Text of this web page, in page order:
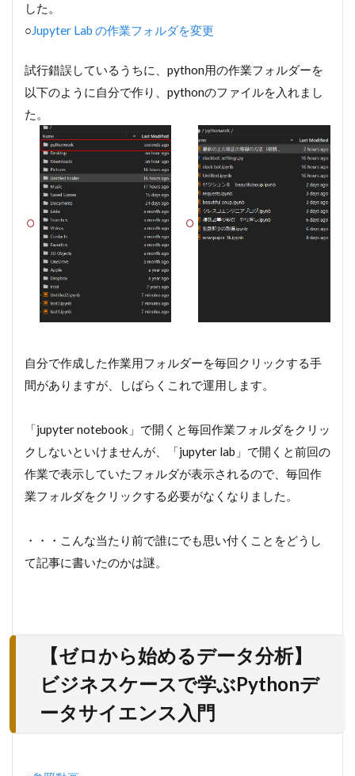
した。
○Jupyter Lab の作業フォルダを変更
試行錯誤しているうちに、python用の作業フォルダーを
以下のように自分で作り、pythonのファイルを入れまし
た。
自分で作成した作業用フォルダーを毎回クリックする手
間がありますが、しばらくこれで運用します。
「jupyter notebook」で開くと毎回作業フォルダをクリッ
クしないといけませんが、「jupyter lab」で開くと前回の
作業で表示していたフォルダが表示されるので、毎回作
業フォルダをクリックする必要がなくなりました。
・・・こんな当たり前で誰にでも思い付くことをどうし
て記事に書いたのかは謎。
【ゼロから始めるデータ分析】
ビジネスケースで学ぶPythonデ
ータサイエンス入門